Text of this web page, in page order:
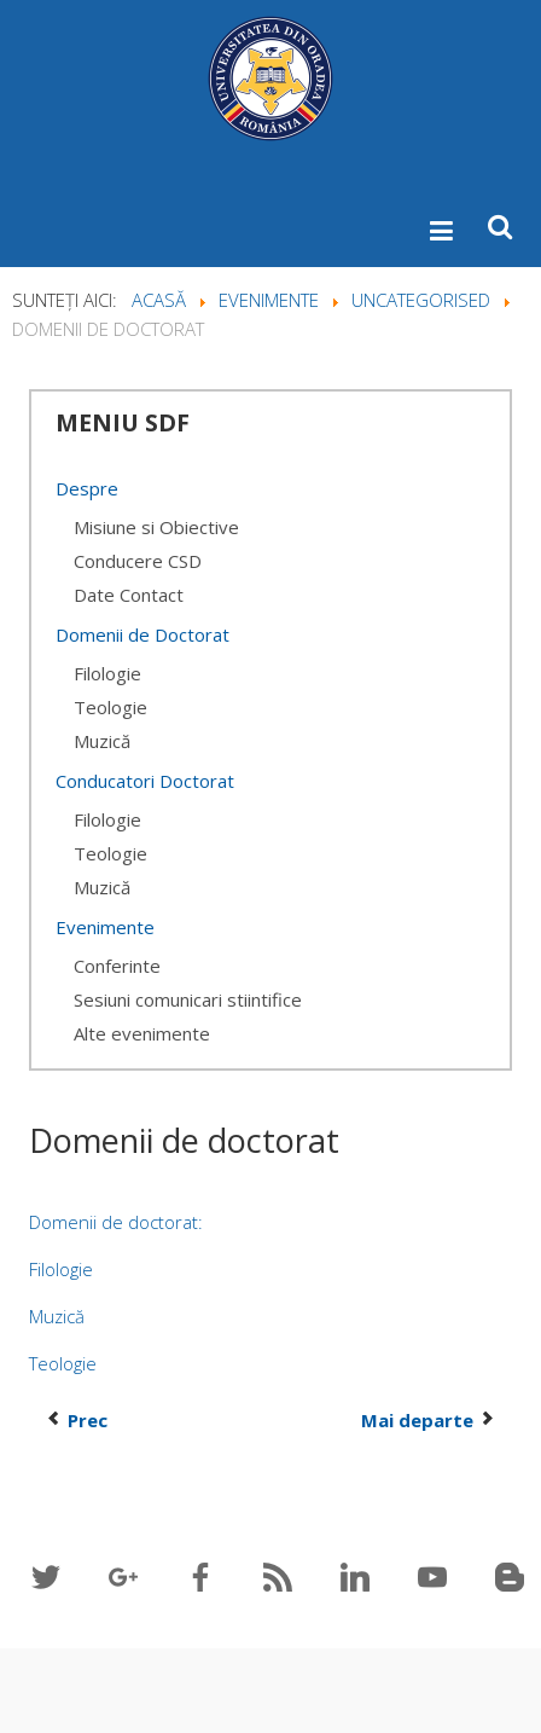
SUNTEȚI AICI: ACASĂ EVENIMENTE
UNCATEGORISED
DOMENII DE DOCTORAT
MENIU SDF
Despre
Misiune si Obiective
Conducere CSD
Date Contact
Domenii de Doctorat
Filologie
Teologie
Muzică
Conducatori Doctorat
Filologie
Teologie
Muzică
Evenimente
Conferinte
Sesiuni comunicari stiintifice
Alte evenimente
Domenii de doctorat
Domenii de doctorat:
Filologie
Muzică
Teologie
Prec Mai departe